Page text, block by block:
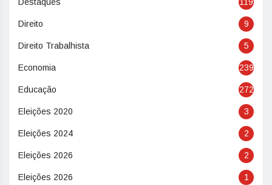
Direito 9
Direito Trabalhista 5
Economia 239
Educação 272
Eleições 2020 3
Eleições 2024 2
Eleições 2026 2
Eleições 2026 1